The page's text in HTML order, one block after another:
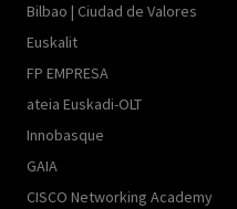
Bilbao | Ciudad de Valores
Euskalit
FP EMPRESA
ateia Euskadi-OLT
Innobasque
GAIA
CISCO Networking Academy